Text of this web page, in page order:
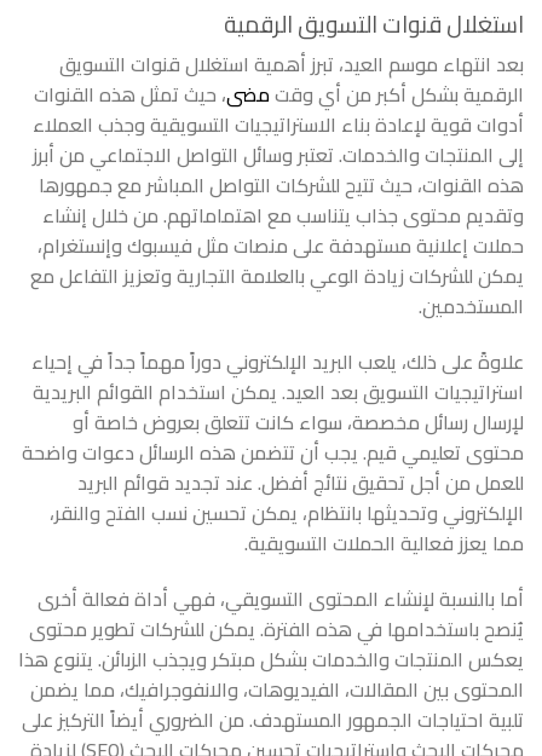
استغلال قنوات التسويق الرقمية
بعد انتهاء موسم العيد، تبرز أهمية استغلال قنوات التسويق
الرقمية بشكل أكبر من أي وقتمضى، حيث تمثل هذه القنوات
أدوات قوية لإعادة بناء الاستراتيجيات التسويقية وجذب العملاء
إلى المنتجات والخدمات. تعتبر وسائل التواصل الاجتماعي من أبرز
هذه القنوات، حيث تتيح للشركات التواصل المباشر مع جمهورها
وتقديم محتوى جذاب يتناسب مع اهتماماتهم. من خلال إنشاء
حملات إعلانية مستهدفة على منصات مثل فيسبوك وإنستغرام،
يمكن للشركات زيادة الوعي بالعلامة التجارية وتعزيز التفاعل مع
المستخدمين.
علاوةً على ذلك، يلعب البريد الإلكتروني دوراً مهماً جداً في إحياء
استراتيجيات التسويق بعد العيد. يمكن استخدام القوائم البريدية
لإرسال رسائل مخصصة، سواء كانت تتعلق بعروض خاصة أو
محتوى تعليمي قيم. يجب أن تتضمن هذه الرسائل دعوات واضحة
للعمل من أجل تحقيق نتائج أفضل. عند تجديد قوائم البريد
الإلكتروني وتحديثها بانتظام، يمكن تحسين نسب الفتح والنقر،
مما يعزز فعالية الحملات التسويقية.
أما بالنسبة لإنشاء المحتوى التسويقي، فهي أداة فعالة أخرى
يُنصح باستخدامها في هذه الفترة. يمكن للشركات تطوير محتوى
يعكس المنتجات والخدمات بشكل مبتكر ويجذب الزبائن. يتنوع هذا
المحتوى بين المقالات، الفيديوهات، والانفوجرافيك، مما يضمن
تلبية احتياجات الجمهور المستهدف. من الضروري أيضاً التركيز على